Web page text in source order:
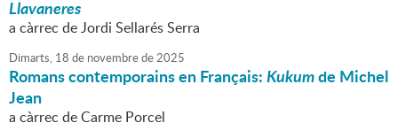
Llavaneres
a càrrec de Jordi Sellarés Serra
Dimarts, 18 de novembrede2025
Romans contemporains en Français:Kukumde Michel
Jean
a càrrec de Carme Porcel